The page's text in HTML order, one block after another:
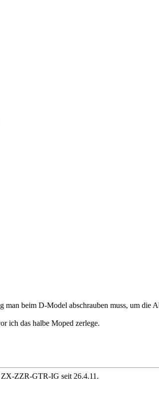
beim D-Model abschrauben muss, um die
ich das halbe Moped zerlege.
ZX-ZZR-GTR-IG seit 26.4.11.